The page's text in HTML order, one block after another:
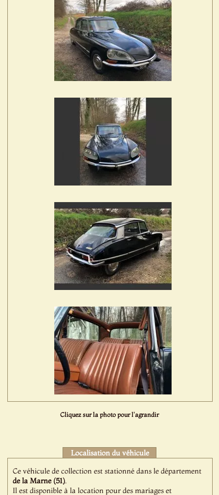
Cliquez sur la photo pour l'agrandir
Localisation du véhicule
Ce véhicule de collection est stationné dans le département
de la Marne (51).
Il est disponible à la location pour des mariages et